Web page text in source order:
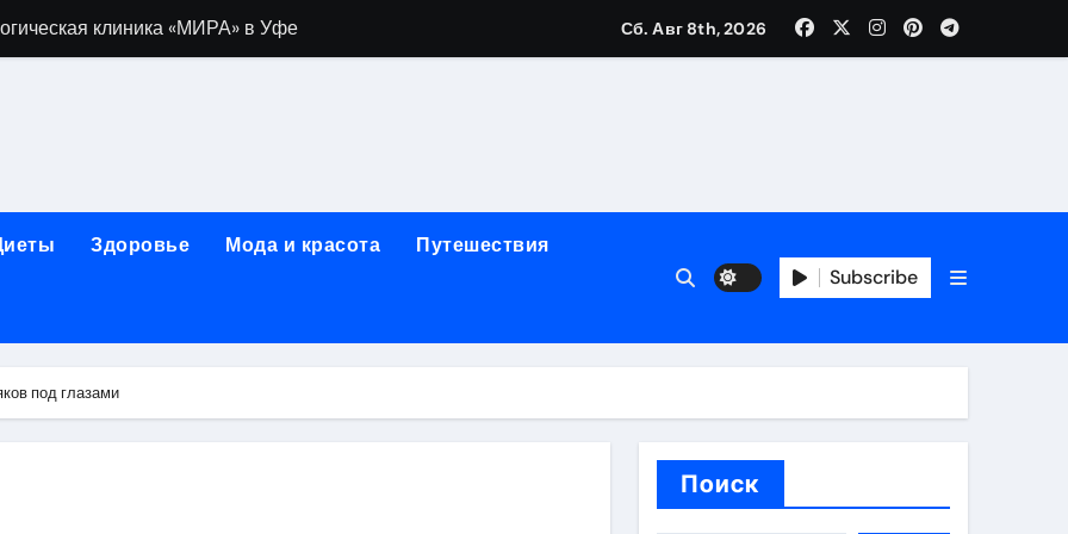
клиника «МИРА» в Уфе
после 40 лет в 2026 году
лицензией: проверка зрения и отзывы пациентов
цветов и букетов к праздничным датам
Сб. Авг 8th, 2026
Здоровье Мода и красота Путешествия
Subscribe
под глазами
Поиск